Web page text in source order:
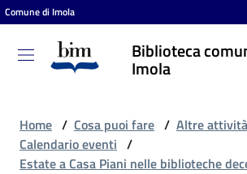
Vai al contenuto
Vai alla navigazione
Vai al footer
Comune di Imola
Biblioteca
Imola
Biblioteca
comunale
Home / Cosa puoi fare / Altre attività
Calendario eventi /
Estate a Casa Piani nelle biblioteche